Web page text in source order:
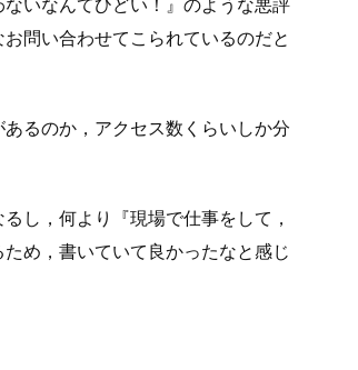
いなんてひどい！』のような悪評
問い合わせてこられているのだと
るのか，アクセス数くらいしか分
し，何より『現場で仕事をして，
め，書いていて良かったなと感じ